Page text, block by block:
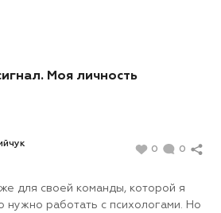
Моя личность
0 0
для своей команды, которой я
нужно работать с психологами. Но